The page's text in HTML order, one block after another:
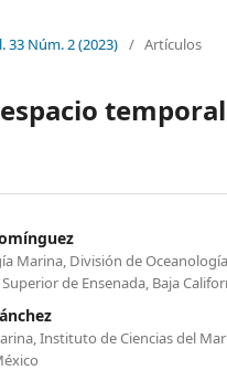
33 Núm. 2 (2023) / Artículos
Marina, División de
de Ensenada, Baja
Instituto de Ciencias del